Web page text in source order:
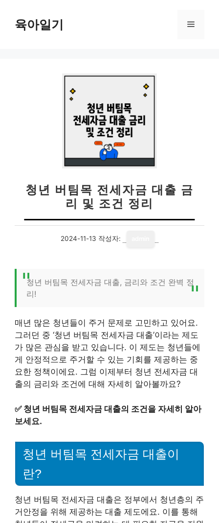
육아일기 메
청년 버팀목 전세자금 대출 금
리 및 조건 정리
2024-11-13 작성자:
청년 버팀목 전세자금 대출, 금리와 조건 완벽 정
리!
매년 많은 청년들이 주거 문제로 고민하고 있어요.
그러던 중 ‘청년 버팀목 전세자금 대출’이라는 제도
가 많은 관심을 받고 있습니다. 이 제도는 청년들에
게 안정적으로 주거할 수 있는 기회를 제공하는 중
요한 정책이에요. 그럼 이제부터 청년 전세자금 대
출의 금리와 조건에 대해 자세히 알아볼까요?
✅ 청년 버팀목 전세자금 대출의 조건을 자세히 알아
보세요.
청년 버팀목 전세자금 대출이
란?
청년 버팀목 전세자금 대출은 정부에서 청년층의 주
거안정을 위해 제공하는 대출 제도에요. 이를 통해